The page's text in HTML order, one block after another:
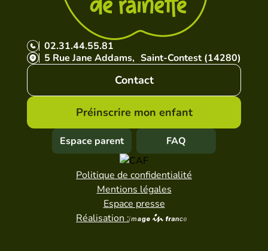
02.31.44.55.81
5 Rue Jane Addams, Saint-Contest (14280)
Contact
Préinscrire mon enfant
Espace parent FAQ
Politique de confidentialité
Mentions légales
Espace presse
Réalisation :